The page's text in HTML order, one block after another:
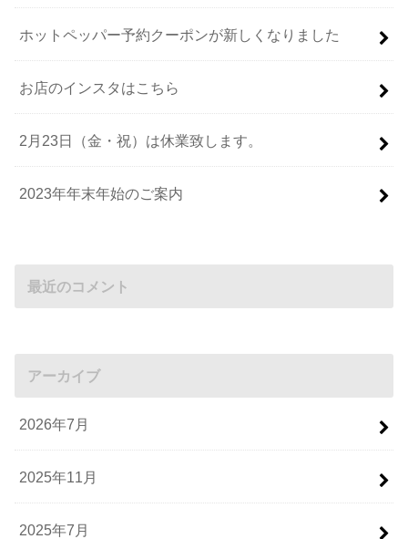
ホットペッパー予約クーポンが新しくなりました
お店のインスタはこちら
2月23日（金・祝）は休業致します。
2023年年末年始のご案内
最近のコメント
アーカイブ
2026年7月
2025年11月
2025年7月